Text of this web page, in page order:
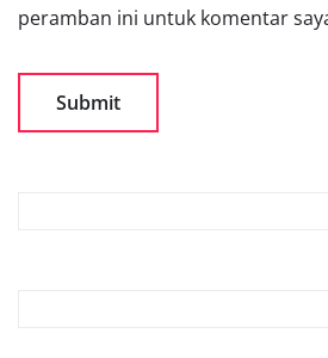
peramban ini untuk komentar